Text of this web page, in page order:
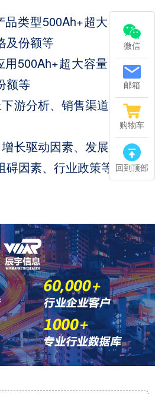
微信
邮箱
购物车
回到顶部
类型500Ah+超大容量电
及份额等
500Ah+超大容量电芯销
额等
游分析、销售渠道与客户
长驱动因素、发展机遇、
因素、行业政策等